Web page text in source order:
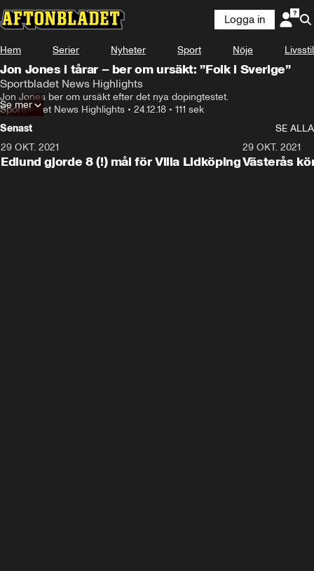
Logga in
Hem Serier Nyheter Sport Nöje Livsstil
Jon Jones i tårar – ber om ursäkt: ”Folk i Sverige”
Sportbladet News Highlights
Jon Jones ber om ursäkt efter det nya dopingtestet.
Sportbladet News Highlights • 24.12.18 • 111 sek
Se mer
Senast
SE ALLA
29 OKT. 2021
Edlund gjorde 8 (!) mål för Villa Lidköping
29 OKT. 2021
Västerås